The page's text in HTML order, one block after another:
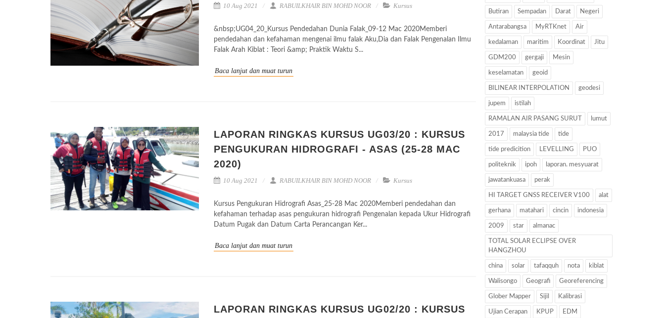
10 Aug 2021 RABUILKHAIR BIN MOHD NOOR Kursus
&nbsp;UG04_20_Kursus Pendedahan Dunia Falak_09-12 Mac 2020Memberi
pendedahan dan kefahaman mengenai ilmu falak Aku,Dia dan Falak Pengenalan Ilmu
Falak Arah Kiblat : Teori &amp; Praktik Waktu S...
Baca lanjut dan muat turun
LAPORAN RINGKAS KURSUS UG03/20 : KURSUS
PENGUKURAN HIDROGRAFI - ASAS (25-28 MAC
2020)
10 Aug 2021 RABUILKHAIR BIN MOHD NOOR Kursus
Kursus Pengukuran Hidrografi Asas_25-28 Mac 2020Memberi pendedahan dan
kefahaman terhadap asas pengukuran hidrografi Pengenalan kepada Ukur Hidrografi
Datum Pugak dan Datum Carta Perancangan Ker...
Baca lanjut dan muat turun
LAPORAN RINGKAS KURSUS UG02/20 : KURSUS
Butiran Sempadan Darat Negeri
Antarabangsa MyRTKnet Air
kedalaman maritim Koordinat Jitu
GDM200 gergaji Mesin
keselamatan geoid
BILINEAR INTERPOLATION geodesi
jupem istilah
RAMALAN AIR PASANG SURUT lumut
2017 malaysia tide tide
tide predicition LEVELLING PUO
politeknik ipoh laporan. mesyuarat
jawatankuasa perak
HI TARGET GNSS RECEIVER V100 alat
gerhana matahari cincin indonesia
2009 star almanac
TOTAL SOLAR ECLIPSE OVER
HANGZHOU
china solar tafaqquh nota kiblat
Walisongo Geografi Georeferencing
Glober Mapper Sijil Kalibrasi
Ujian Cerapan KPUP EDM